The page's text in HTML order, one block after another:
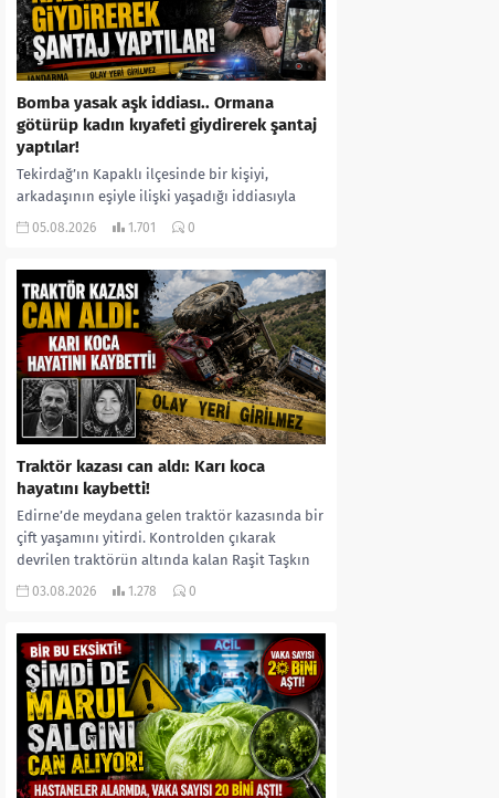
Bomba yasak aşk iddiası.. Ormana
götürüp kadın kıyafeti giydirerek şantaj
yaptılar!
Tekirdağ’ın Kapaklı ilçesinde bir kişiyi,
arkadaşının eşiyle ilişki yaşadığı iddiasıyla
ormanlık alana götürerek zorla kadın
05.08.2026 1.701 0
Traktör kazası can aldı: Karı koca
hayatını kaybetti!
Edirne’de meydana gelen traktör kazasında bir
çift yaşamını yitirdi. Kontrolden çıkarak
devrilen traktörün altında kalan Raşit Taşkın
ile eşi Fatma...
03.08.2026 1.278 0